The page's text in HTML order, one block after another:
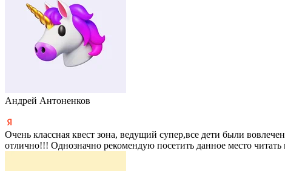
Андрей Антоненков
Очень классная квест зона, ведущий супер,все дети были
отлично!!! Однозначно рекомендую посетить данное место